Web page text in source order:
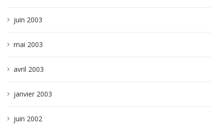
juin 2003
mai 2003
avril 2003
janvier 2003
juin 2002